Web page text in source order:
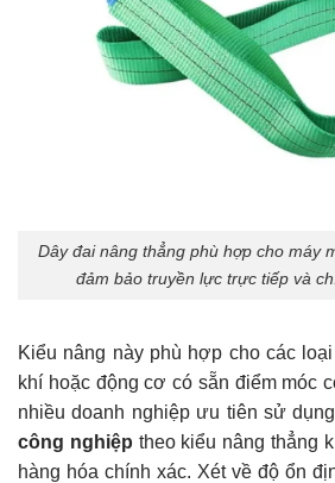
Dây đai nâng thẳng phù hợp cho máy
đảm bảo truyền lực trực tiếp và
Kiểu nâng này phù hợp cho các
khí hoặc động cơ có sẵn điểm móc
nhiều doanh nghiệp ưu tiên sử dụng
công nghiệp theo kiểu nâng thẳng
hàng hóa chính xác. Xét về độ ổn